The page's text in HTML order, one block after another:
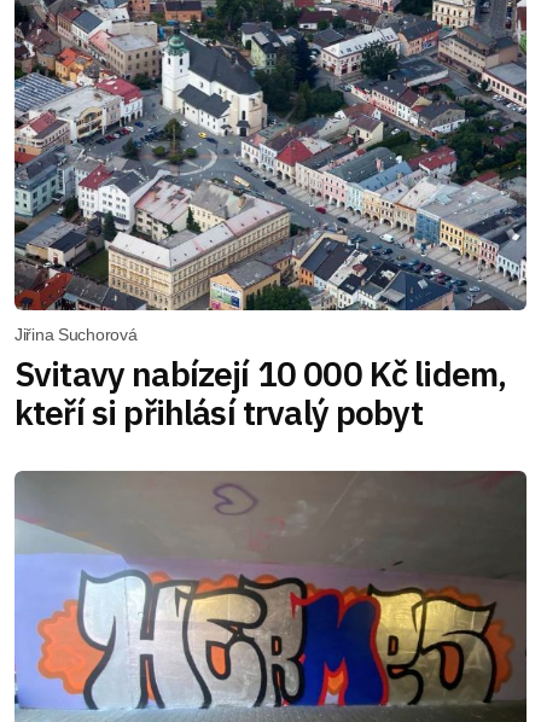
Jiřina Suchorová
Svitavy nabízejí 10 000 Kč lidem,
kteří si přihlásí trvalý pobyt